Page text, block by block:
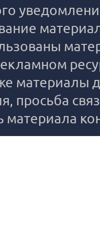
материалы
просьба
материала